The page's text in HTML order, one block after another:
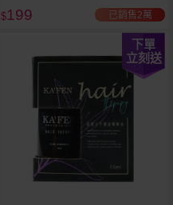
$199 已銷售2萬
下單
立刻送